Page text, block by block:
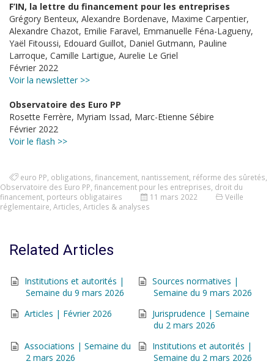
F’IN, la lettre du financement pour les entreprises
Grégory Benteux, Alexandre Bordenave, Maxime Carpentier,
Alexandre Chazot, Emilie Faravel, Emmanuelle Féna-Lagueny,
Yaël Fitoussi, Edouard Guillot, Daniel Gutmann, Pauline
Larroque, Camille Lartigue, Aurelie Le Griel
Février 2022
Voir la newsletter >>
Observatoire des Euro PP
Rosette Ferrère, Myriam Issad, Marc-Etienne Sébire
Février 2022
Voir le flash >>
euro PP obligations financement nantissement réforme des sûretés
Observatoire des Euro PP financement pour les entreprises droit du
financement porteurs obligataires 11 mars 2022
Veille
réglementaire Articles Articles & analyses
Related Articles
Institutions et autorités |
Semaine du 9 mars 2026
Sources normatives |
Semaine du 9 mars 2026
Articles | Février 2026
Jurisprudence | Semaine
du 2 mars 2026
Associations | Semaine du
2 mars 2026
Institutions et autorités |
Semaine du 2 mars 2026